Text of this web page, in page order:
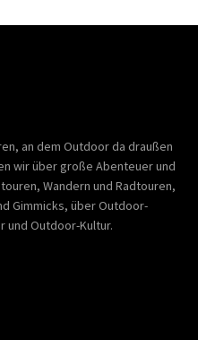
an dem Outdoor da draußen
wir über große Abenteuer und
Wandern und Radtouren,
Gimmicks, über Outdoor-
und Outdoor-Kultur.